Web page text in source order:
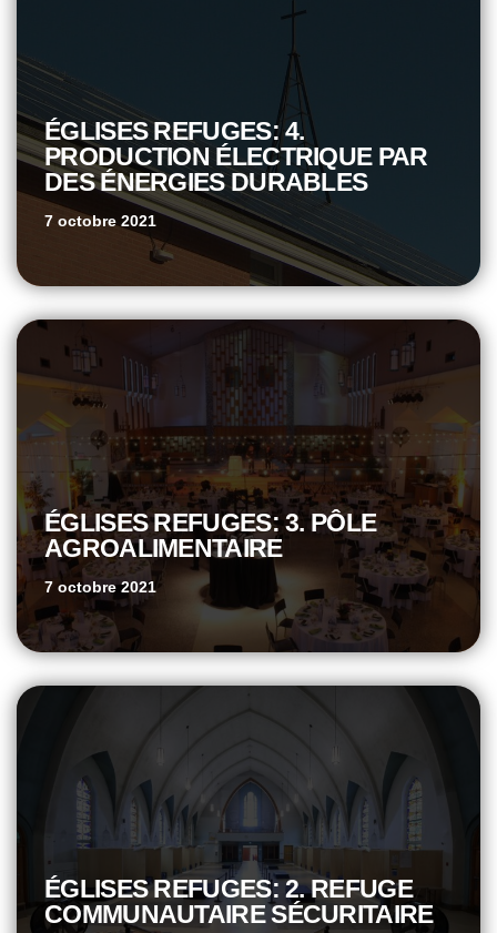
ÉGLISES REFUGES: 4.
PRODUCTION ÉLECTRIQUE PAR
DES ÉNERGIES DURABLES
7 octobre 2021
ÉGLISES REFUGES: 3. PÔLE
AGROALIMENTAIRE
7 octobre 2021
ÉGLISES REFUGES: 2. REFUGE
COMMUNAUTAIRE SÉCURITAIRE